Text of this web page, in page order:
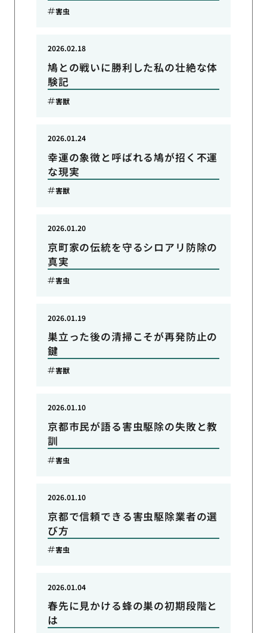
害虫
鳩との戦いに勝利した私の壮絶な体
験記
2026.02.18
害獣
幸運の象徴と呼ばれる鳩が招く不運
な現実
2026.01.24
害獣
京町家の伝統を守るシロアリ防除の
真実
2026.01.20
害虫
巣立った後の清掃こそが再発防止の
鍵
2026.01.19
害獣
京都市民が語る害虫駆除の失敗と教
訓
2026.01.10
害虫
京都で信頼できる害虫駆除業者の選
び方
2026.01.10
害虫
春先に見かける蜂の巣の初期段階と
は
2026.01.04